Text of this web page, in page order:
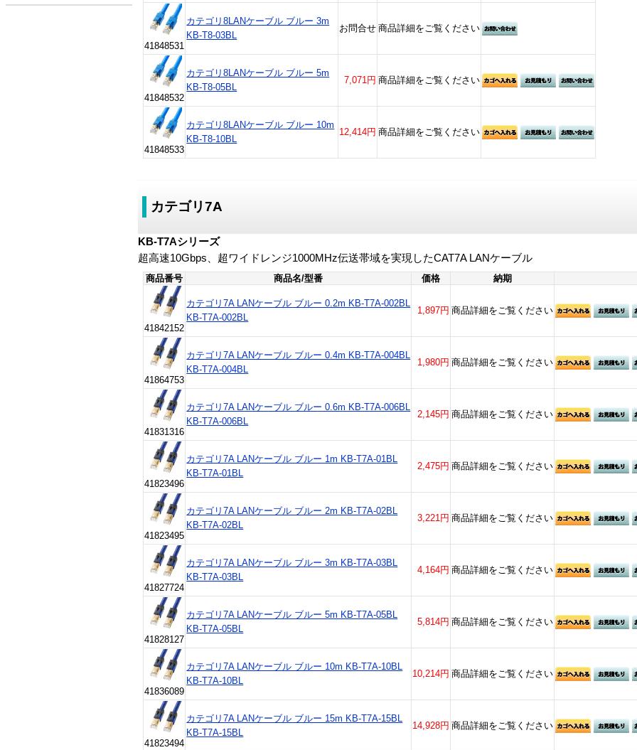
41848531
カテゴリ8LANケーブル ブルー 3m
KB-T8-03BL
お問合せ 商品詳細をご覧ください
41848532
カテゴリ8LANケーブル ブルー 5m
KB-T8-05BL
7,071円 商品詳細をご覧ください
41848533
カテゴリ8LANケーブル ブルー 10m
KB-T8-10BL
12,414円 商品詳細をご覧ください
カテゴリ7A
KB-T7Aシリーズ
超高速10Gbps、超ワイドレンジ1000MHz伝送帯域を実現したCAT7A LANケーブル
商品番号 商品名/型番 価格 納期
41842152
カテゴリ7A LANケーブル ブルー 0.2m KB-T7A-002BL
KB-T7A-002BL
1,897円 商品詳細をご覧ください
41864753
カテゴリ7A LANケーブル ブルー 0.4m KB-T7A-004BL
KB-T7A-004BL
1,980円 商品詳細をご覧ください
41831316
カテゴリ7A LANケーブル ブルー 0.6m KB-T7A-006BL
KB-T7A-006BL
2,145円 商品詳細をご覧ください
41823496
カテゴリ7A LANケーブル ブルー 1m KB-T7A-01BL
KB-T7A-01BL
2,475円 商品詳細をご覧ください
41823495
カテゴリ7A LANケーブル ブルー 2m KB-T7A-02BL
KB-T7A-02BL
3,221円 商品詳細をご覧ください
41827724
カテゴリ7A LANケーブル ブルー 3m KB-T7A-03BL
KB-T7A-03BL
4,164円 商品詳細をご覧ください
41828127
カテゴリ7A LANケーブル ブルー 5m KB-T7A-05BL
KB-T7A-05BL
5,814円 商品詳細をご覧ください
41836089
カテゴリ7A LANケーブル ブルー 10m KB-T7A-10BL
KB-T7A-10BL
10,214円 商品詳細をご覧ください
41823494
カテゴリ7A LANケーブル ブルー 15m KB-T7A-15BL
KB-T7A-15BL
14,928円 商品詳細をご覧ください